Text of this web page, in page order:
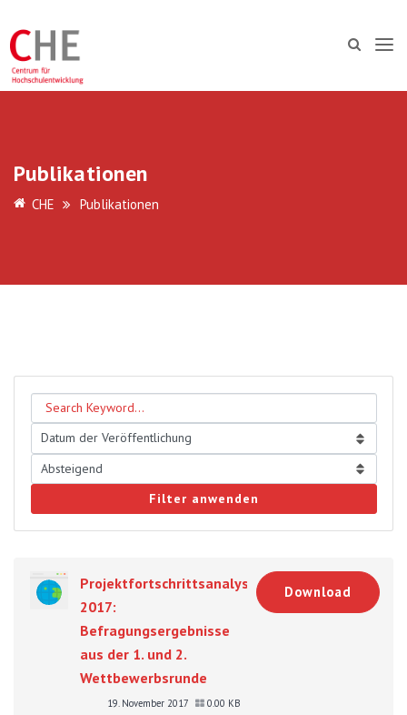
Publikationen
CHE Publikationen
Filter anwenden
Projektfortschrittsanalyse
2017:
Befragungsergebnisse
aus der 1. und 2.
Wettbewerbsrunde
19. November 2017
0.00 KB
Download